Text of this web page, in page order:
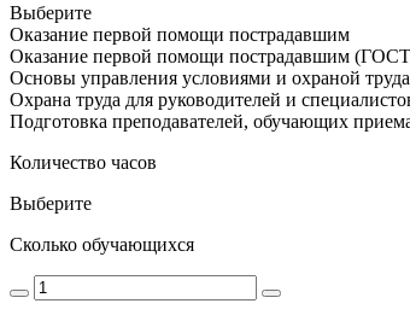
Выберите
Оказание первой помощи пострадавшим
Оказание первой помощи пострадавшим
Основы управления условиями и охраной
Охрана труда для руководителей и
Подготовка преподавателей, обучающих
Количество часов
Выберите
Сколько обучающихся